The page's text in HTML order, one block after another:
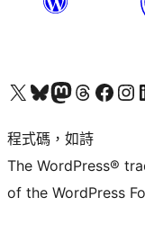
查看我們的 X (之前的 Twitter) 帳號造訪我們的 Bluesky 帳號造訪我們的 Mastodon 帳號造訪我們的 Threads 帳號 造訪我們的 Facebook 粉絲專頁Visit
程式碼，如詩
The WordPress®
of the WordPress